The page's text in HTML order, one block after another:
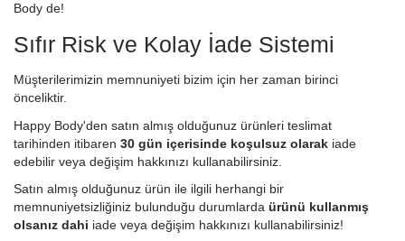
Body de!
Sıfır Risk ve Kolay İade Sistemi
Müşterilerimizin memnuniyeti bizim için her zaman birinci
önceliktir.
Happy Body'den satın almış olduğunuz ürünleri teslimat
tarihinden itibaren 30 gün içerisinde koşulsuz olarak iade
edebilir veya değişim hakkınızı kullanabilirsiniz.
Satın almış olduğunuz ürün ile ilgili herhangi bir
memnuniyetsizliğiniz bulunduğu durumlarda ürünü kullanmış
olsanız dahi iade veya değişim hakkınızı kullanabilirsiniz!